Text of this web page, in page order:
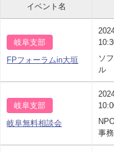
イベント名
岐阜支部
FPフォーラムin大垣
ソ
ル
岐阜支部
岐阜無料相談会
事